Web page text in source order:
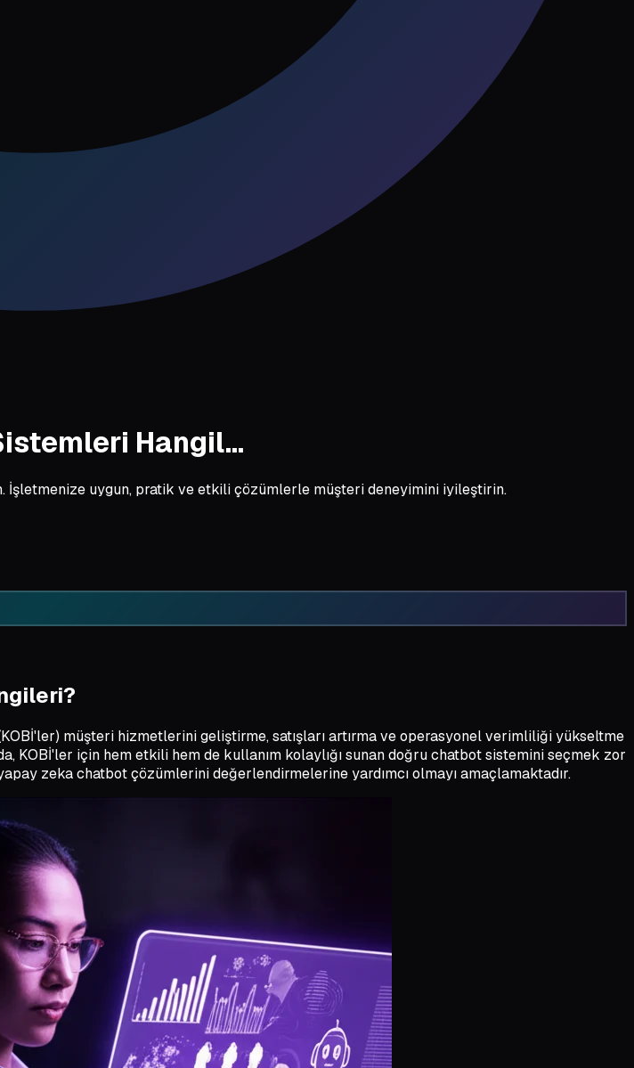
Hangil...
İşletmenize uygun, pratik ve etkili çözümlerle müşteri deneyimini iyileştirin.
müşteri hizmetlerini geliştirme, satışları artırma ve operasyonel verimliliği yükseltme
KOBİ'ler için hem etkili hem de kullanım kolaylığı sunan doğru chatbot sistemini seçmek zor
zeka chatbot çözümlerini değerlendirmelerine yardımcı olmayı amaçlamaktadır.